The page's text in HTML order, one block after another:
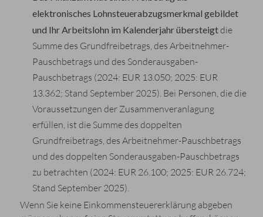
elektronisches Lohnsteuerabzugsmerkmal gebildet
und Ihr Arbeitslohn im Kalenderjahr übersteigtdie
Summe des Grundfreibetrags, des Arbeitnehmer-
Pauschbetrags und des Sonderausgaben-
Pauschbetrags (2024: EUR 13.050; 2025: EUR
13.362; Stand September 2025). Bei Personen, die die
Voraussetzungen der Zusammenveranlagung
erfüllen, ist die Summe des doppelten
Grundfreibetrags, des Arbeitnehmer-Pauschbetrags
und des doppelten Sonderausgaben-Pauschbetrags
zu betrachten (2024: EUR 26.100; 2025: EUR 26.724;
Stand September 2025).
Wenn Sie keine Einkommensteuererklärung abgeben